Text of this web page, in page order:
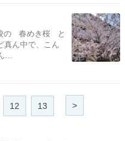
の 春めき桜 と
真ん中で、こん
...
12 13 >